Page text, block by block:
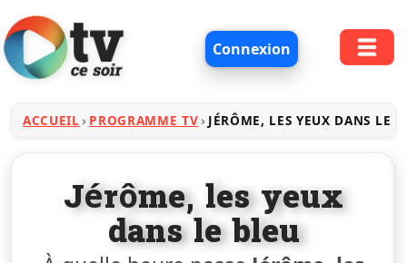
Connexion
ACCUEIL PROGRAMME TV JÉRÔME, LES YEUX DANS LE
Jérôme, les yeux
dans le bleu